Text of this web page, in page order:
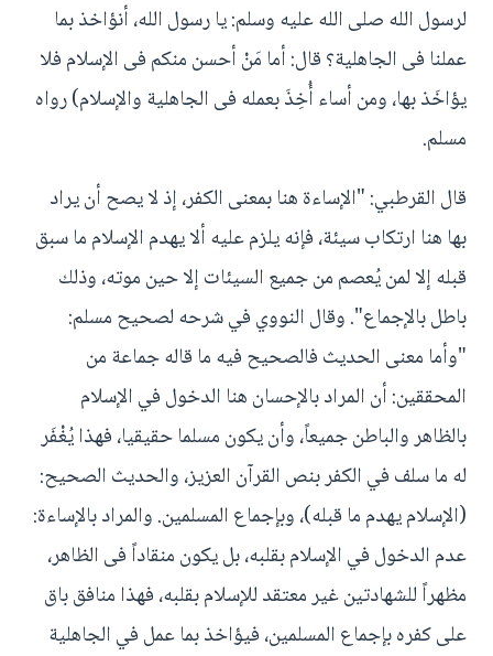
لرسول الله صلى الله عليه وسلم: يا رسول الله، أنؤاخذ بما
عملنا فى الجاهلية؟ قال: أما مَنْ أحسن منكم فى الإسلام فلا
يؤاخَذ بها، ومن أساء أُخِذَ بعمله فى الجاهلية والإسلام) رواه
مسلم.
قال القرطبي: "الإساءة هنا بمعنى الكفر، إذ لا يصح أن يراد
بها هنا ارتكاب سيئة، فإنه يلزم عليه ألا يهدم الإسلام ما سبق
قبله إلا لمن يُعصم من جميع السيئات إلا حين موته، وذلك
باطل بالإجماع". وقال النووي في شرحه لصحيح مسلم:
"وأما معنى الحديث فالصحيح فيه ما قاله جماعة من
المحققين: أن المراد بالإحسان هنا الدخول في الإسلام
بالظاهر والباطن جميعاً، وأن يكون مسلما حقيقيا، فهذا يُغْفَر
له ما سلف في الكفر بنص القرآن العزيز، والحديث الصحيح:
(الإسلام يهدم ما قبله)، وبإجماع المسلمين. والمراد بالإساءة:
عدم الدخول في الإسلام بقلبه، بل يكون منقاداً فى الظاهر،
مظهراً للشهادتين غير معتقد للإسلام بقلبه، فهذا منافق باق
على كفره بإجماع المسلمين، فيؤاخذ بما عمل في الجاهلية